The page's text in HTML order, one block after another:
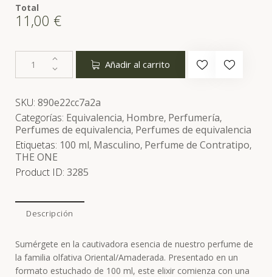
Total
11,00 €
Añadir al carrito
SKU: 890e22cc7a2a
Categorías: Equivalencia, Hombre, Perfumería,
Perfumes de equivalencia, Perfumes de equivalencia
Etiquetas: 100 ml, Masculino, Perfume de Contratipo,
THE ONE
Product ID: 3285
Descripción
Sumérgete en la cautivadora esencia de nuestro perfume de
la familia olfativa Oriental/Amaderada. Presentado en un
formato estuchado de 100 ml, este elixir comienza con una